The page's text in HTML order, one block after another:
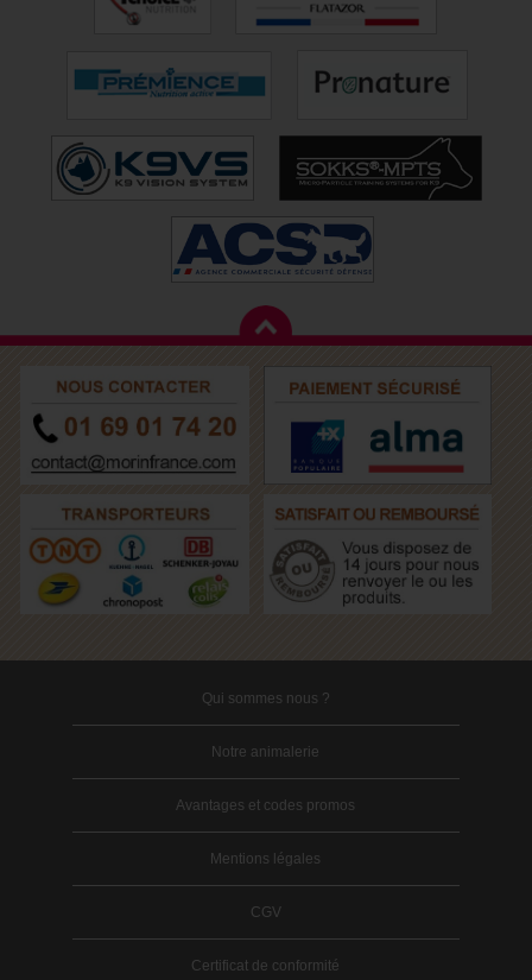
Qui sommes nous ?
Notre animalerie
Avantages et codes promos
Mentions légales
CGV
Certificat de conformité